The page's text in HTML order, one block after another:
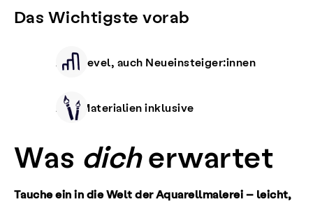
Das Wichtigste vorab
Alle Level, auch Neueinsteiger:innen
Alle Materialien inklusive
Was dicherwartet
Tauche ein in die Welt der Aquarellmalerei – leicht,